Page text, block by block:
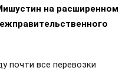
на расширенном
почти все перевозки